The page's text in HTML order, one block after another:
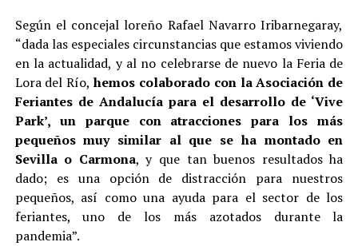
Según el concejal loreño Rafael Navarro Iribarnegaray,
“dada las especiales circunstancias que estamos viviendo
en la actualidad, y al no celebrarse de nuevo la Feria de
Lora del Río,hemos colaborado con la Asociación de
Feriantes de Andalucía para el desarrollo de ‘Vive
Park’, un parque con atracciones para los más
pequeños muy similar al que se ha montado en
Sevilla o Carmona, y que tan buenos resultados ha
dado; es una opción de distracción para nuestros
pequeños, así como una ayuda para el sector de los
feriantes, uno de los más azotados durante la
pandemia”.